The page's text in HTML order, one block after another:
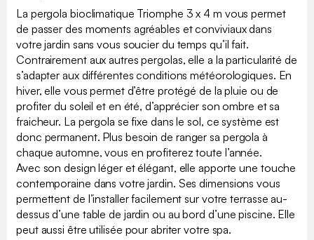
La pergola bioclimatique Triomphe 3 x 4 m vous permet
de passer des moments agréables et conviviaux dans
votre jardin sans vous soucier du temps qu’il fait.
Contrairement aux autres pergolas, elle a la particularité de
s’adapter aux différentes conditions météorologiques. En
hiver, elle vous permet d’être protégé de la pluie ou de
profiter du soleil et en été, d’apprécier son ombre et sa
fraicheur. La pergola se fixe dans le sol, ce système est
donc permanent. Plus besoin de ranger sa pergola à
chaque automne, vous en profiterez toute l’année.
Avec son design léger et élégant, elle apporte une touche
contemporaine dans votre jardin. Ses dimensions vous
permettent de l’installer facilement sur votre terrasse au-
dessus d’une table de jardin ou au bord d’une piscine. Elle
peut aussi être utilisée pour abriter votre spa.